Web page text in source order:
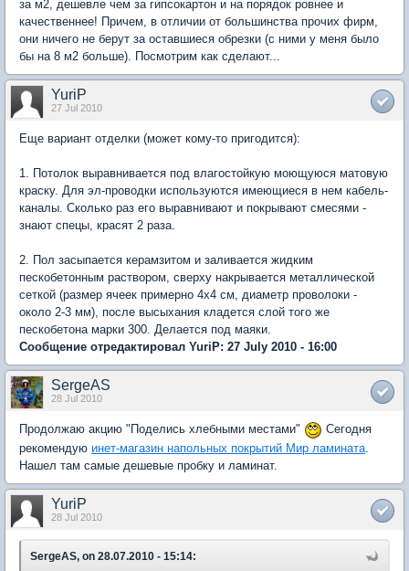
за м2, дешевле чем за гипсокартон и на порядок ровнее и
качественнее! Причем, в отличии от большинства прочих фирм,
они ничего не берут за оставшиеся обрезки (с ними у меня было
бы на 8 м2 больше). Посмотрим как сделают...
YuriP
27 Jul 2010
Еще вариант отделки (может кому-то пригодится):
1. Потолок выравнивается под влагостойкую моющуюся матовую
краску. Для эл-проводки используются имеющиеся в нем кабель-
каналы. Сколько раз его выравнивают и покрывают смесями -
знают спецы, красят 2 раза.
2. Пол засыпается керамзитом и заливается жидким
пескобетонным раствором, сверху накрывается металлической
сеткой (размер ячеек примерно 4х4 см, диаметр проволоки -
около 2-3 мм), после высыхания кладется слой того же
пескобетона марки 300. Делается под маяки.
Сообщение отредактировал YuriP: 27 July 2010 - 16:00
SergeAS
28 Jul 2010
Продолжаю акцию "Поделись хлебными местами"
Сегодня
рекомендую инет-магазин напольных покрытий Мир ламината
Нашел там самые дешевые пробку и ламинат.
YuriP
28 Jul 2010
SergeAS, on 28.07.2010 - 15:14: